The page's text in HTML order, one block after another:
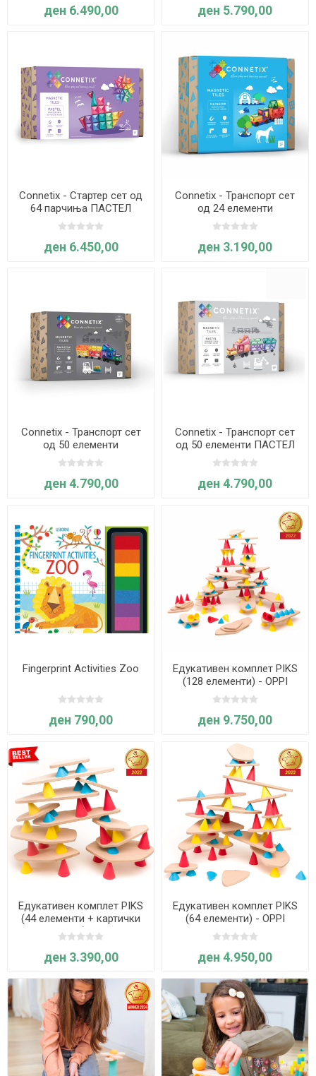
ден 6.490,00 ден 5.790,00
Connetix - Стартер сет од
64 парчиња ПАСТЕЛ
ден 6.450,00
Connetix - Транспорт сет
од 24 елементи
ВИНОЖИТО
ден 3.190,00
Connetix - Транспорт сет
од 50 елементи
ВИНОЖИТО
ден 4.790,00
Connetix - Транспорт сет
од 50 елементи ПАСТЕЛ
ден 4.790,00
Fingerprint Activities Zoo
ден 790,00
Едукативен комплет PIKS
(128 елементи) - OPPI
ден 9.750,00
Едукативен комплет PIKS
(44 елементи + картички
со идеи) - OPPI
ден 3.390,00
Едукативен комплет PIKS
(64 елементи) - OPPI
ден 4.950,00